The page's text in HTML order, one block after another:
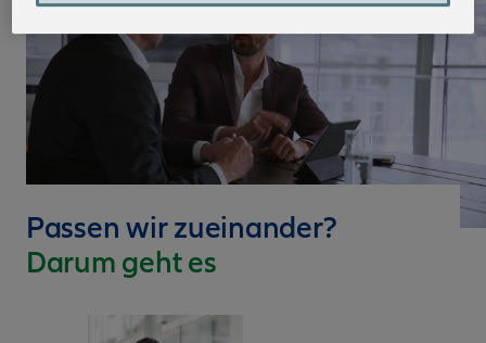
Passen wir zueinander?
Darum geht es